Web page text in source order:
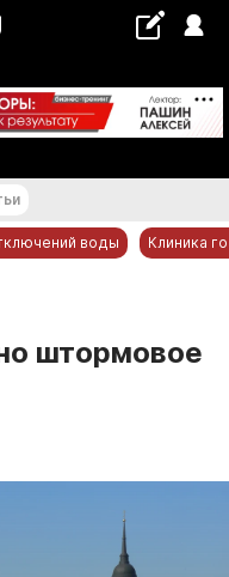
°С
воды Клиника
штормовое